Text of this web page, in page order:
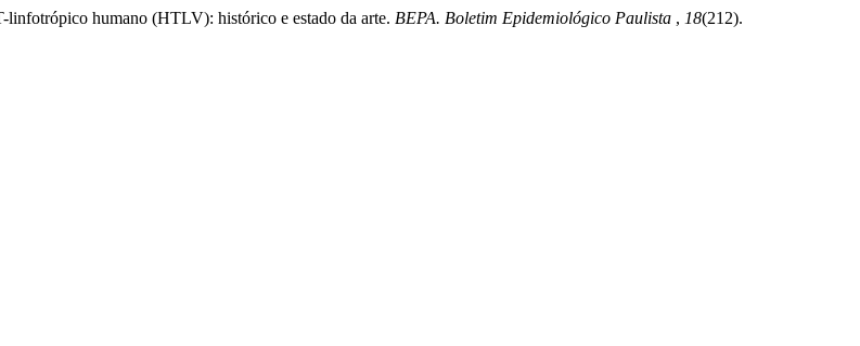
humano (HTLV): histórico e estado da arte. BEPA. Boletim Epidemiológico Paulista , 18(212).